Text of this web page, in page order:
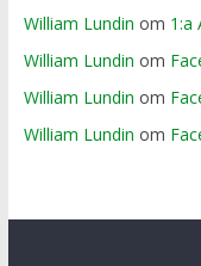
William Lundin om 1:a
William Lundin om
William Lundin om
William Lundin om